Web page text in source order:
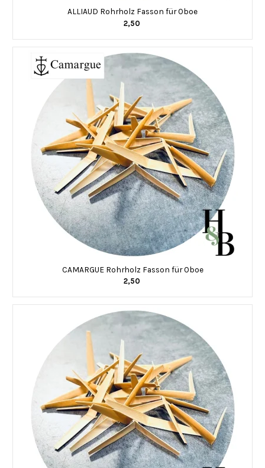
ALLIAUD Rohrholz Fasson für Oboe
2,50
CAMARGUE Rohrholz Fasson für Oboe
2,50